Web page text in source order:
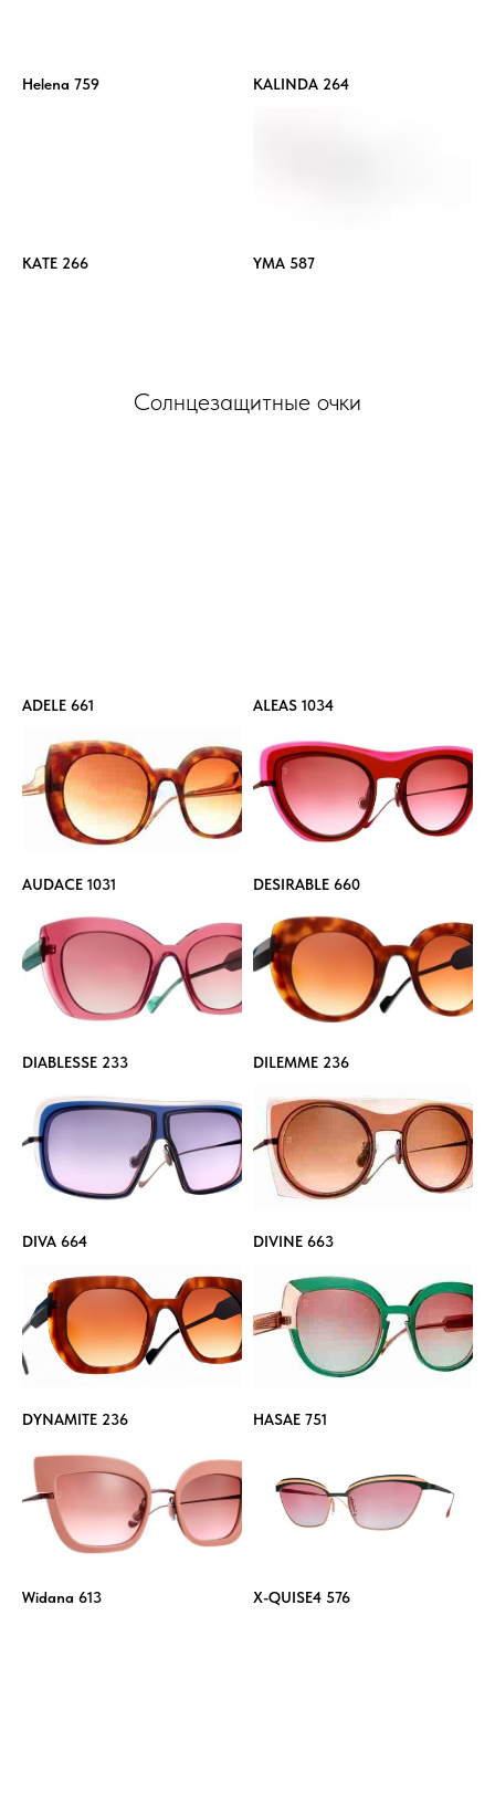
Helena 759 KALINDA 264
KATE 266 YMA 587
Солнцезащитные очки
ADELE 661 ALEAS 1034
AUDACE 1031 DESIRABLE 660
DIABLESSE 233 DILEMME 236
DIVA 664 DIVINE 663
DYNAMITE 236 HASAE 751
Widana 613 X-QUISE4 576